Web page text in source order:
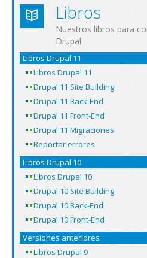
Libros
Nuestros libros para
Drupal
Libros Drupal 11
Libros Drupal 11
Drupal 11 Site Building
Drupal 11 Back-End
Drupal 11 Front-End
Drupal 11 Migraciones
Reportar errores
Libros Drupal 10
Libros Drupal 10
Drupal 10 Site Building
Drupal 10 Back-End
Drupal 10 Front-End
Versiones anteriores
Libros Drupal 9